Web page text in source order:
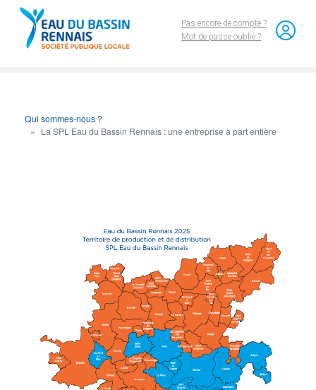
Pas encore de compte ?
Mot de passe oublié ?
Qui sommes-nous ?
La SPL Eau du Bassin Rennais : une entreprise à part entière